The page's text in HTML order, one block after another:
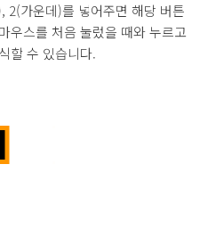
2(가운데)를 넣어주면 해당 버튼
우스를 처음 눌렀을 때와 누르고
할 수 있습니다.